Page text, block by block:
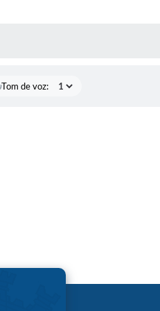
Tom de voz: